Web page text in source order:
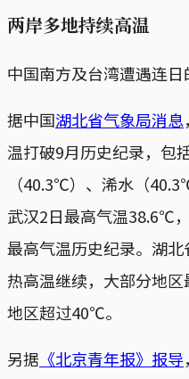
两岸多地持续高温
中国南方及台湾遭遇连日
据中国湖北省气象局消息
温打破9月历史纪录，包
（40.3℃）、浠水（
武汉2日最高气温38.6℃
最高气温历史纪录。湖
热高温继续，大部分地
地区超过40℃。
另据 《北京青年报》报导